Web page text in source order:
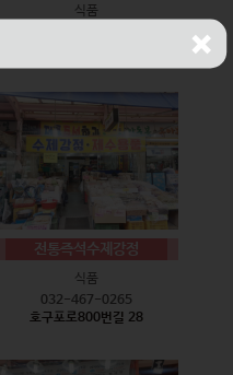
식품
전통즉석수제강정
식품
032-467-0265
호구포로800번길 28